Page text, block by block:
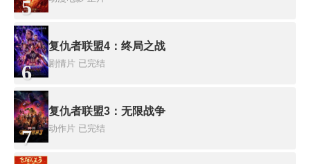
5
6
复仇者联盟4：终局之战
剧情片 已完结
7
复仇者联盟3：无限战争
动作片 已完结